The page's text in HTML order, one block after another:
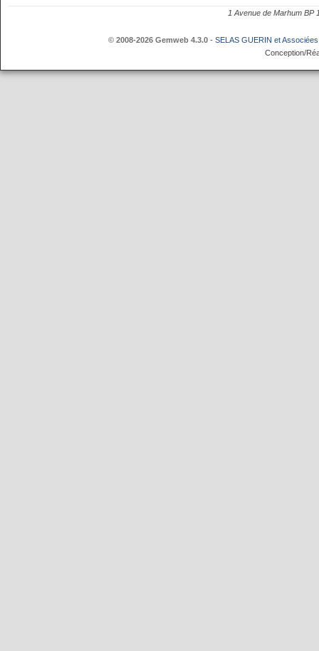
Immeuble bâti comprenant un local
1 Avenue de Marhum BP
© 2008-2026 Gemweb 4.3.0 - SELAS GUERIN et Associées
Conception/